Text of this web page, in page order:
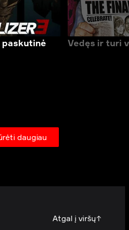
paskutinė
Vedęs ir turi
daugiau
Atgal į viršų↑